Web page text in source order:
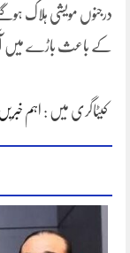
درجنوں مویشی ہلاک
کے باعث باڑے میں
کیٹاگری میں : اہم خبریں